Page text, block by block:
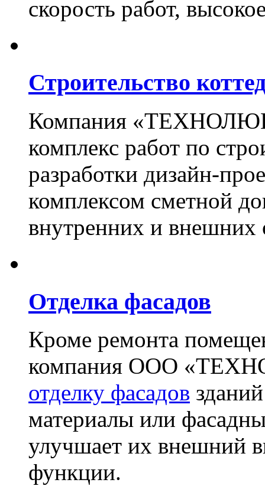
скорость работ,
Строительство
Компания
комплекс работ по
разработки дизайн-
комплексом сметной
внутренних и внешних
Отделка фасадов
Кроме ремонта
компания ООО
отделку фасадов
материалы или
улучшает их внешний
функции.